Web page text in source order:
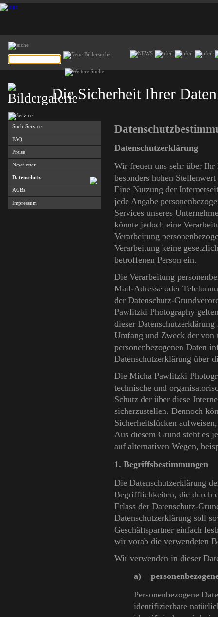
Die Sicherheit Ihrer Daten
Such-Service
FAQ
Preise
Newsletter
Datenschutz
AGBs
Impressum
Datenschutzerklärung
Wir freuen uns sehr über Ihr
besonders hohen
Eine Nutzung der
jede Angabe
Services unseres
könnte jedoch eine
Verarbeitung
Verarbeitung keine
betroffenen Person ein.
Die Verarbeitung
Mail-Adresse oder
der Datenschutz-
Pawlitzki Photography
dieser
Umfang und Zweck der von
personenbezogenen Daten
Datenschutzerklärung über
Die Micha Pawlitzki
technische und
Schutz der über diese
sicherzustellen. Dennoch
Sicherheitslücken
Aus diesem Grund steht es
auf alternativen Wegen,
1. Begriffsbestimmungen
Die Datenschutzerklärung
Begrifflichkeiten, die durch
Erlass der Datenschutz-
Datenschutzerklärung soll
Geschäftspartner einfach
wir vorab die verwendeten
Wir verwenden in dieser
a)
Personenbezogene
identifizierbare